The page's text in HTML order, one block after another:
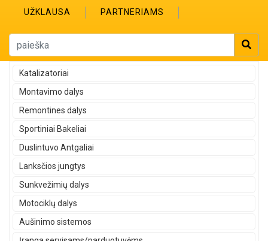
UŽKLAUSA PARTNERIAMS
Katalizatoriai
Montavimo dalys
Remontines dalys
Sportiniai Bakeliai
Duslintuvo Antgaliai
Lanksčios jungtys
Sunkvežimių dalys
Motociklų dalys
Aušinimo sistemos